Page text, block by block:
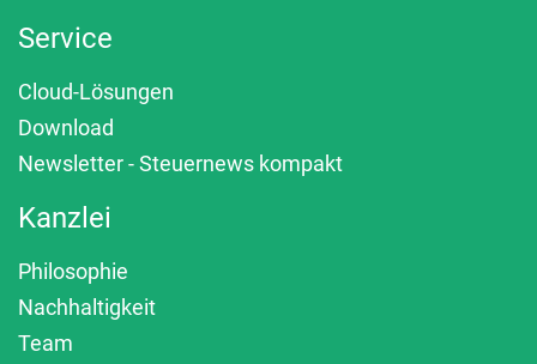
Service
Cloud-Lösungen
Download
Newsletter - Steuernews kompakt
Kanzlei
Philosophie
Nachhaltigkeit
Team